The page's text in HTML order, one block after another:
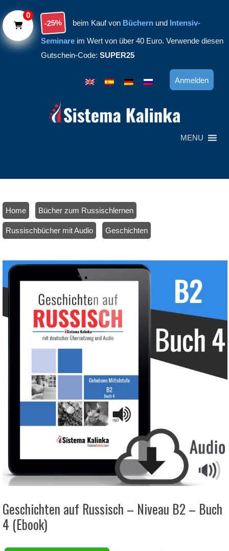
-25% beim Kauf von Büchern und Intensiv-
Seminare im Wert von über 40 Euro. Verwende diesen
Gutschein-Code: SUPER25
Anmelden
MENU
Home Bücher zum Russischlernen
Russischbücher mit Audio
Geschichten
Geschichten auf Russisch – Niveau B2 – Buch
4 (Ebook)
0